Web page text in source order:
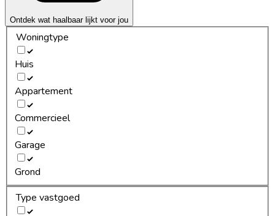
Ontdek wat haalbaar lijkt voor jou
Woningtype
Huis
Appartement
Commercieel
Garage
Grond
Type vastgoed